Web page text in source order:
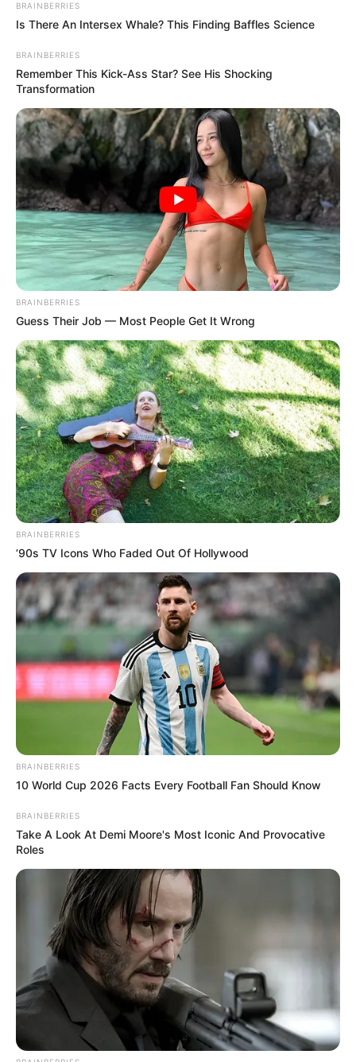
BRAINBERRIES
Is There An Intersex Whale? This Finding Baffles Science
BRAINBERRIES
Remember This Kick-Ass Star? See His Shocking
Transformation
BRAINBERRIES
Guess Their Job — Most People Get It Wrong
BRAINBERRIES
’90s TV Icons Who Faded Out Of Hollywood
BRAINBERRIES
10 World Cup 2026 Facts Every Football Fan Should Know
BRAINBERRIES
Take A Look At Demi Moore's Most Iconic And Provocative
Roles